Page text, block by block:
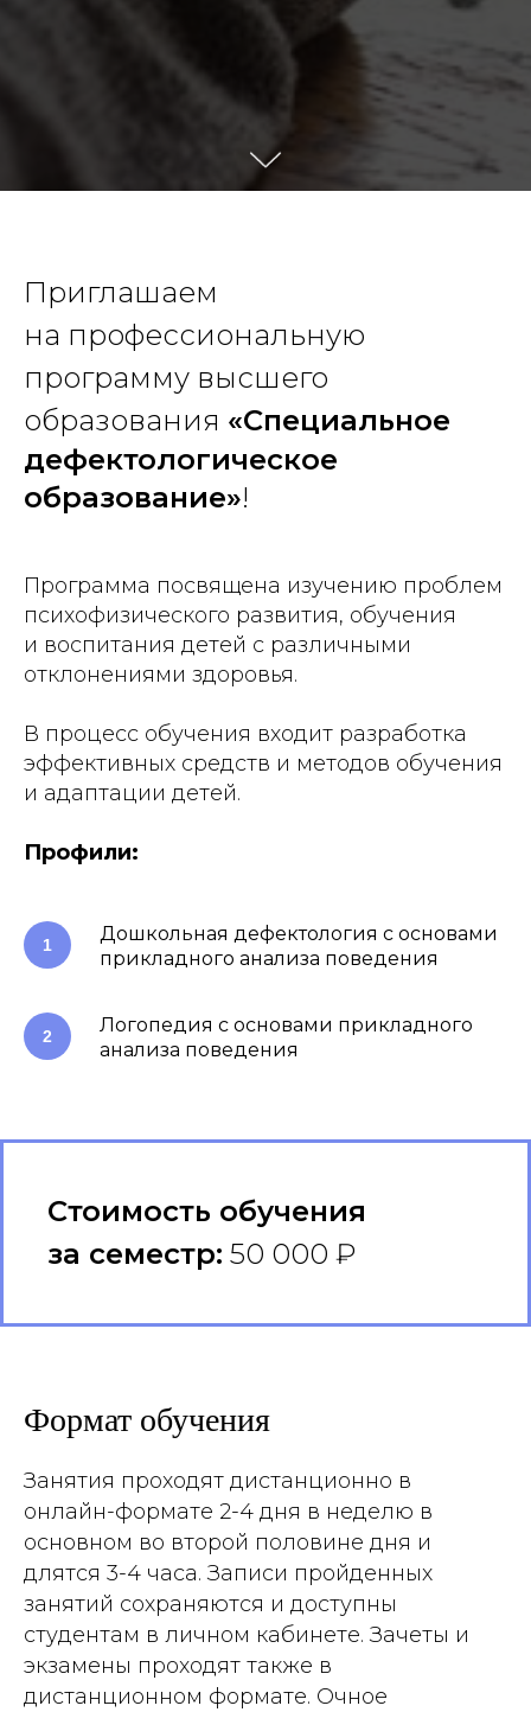
Приглашаем
на профессиональную
программу высшего
образования «Специальное
дефектологическое
образование»!
Программа посвящена изучению проблем
психофизического развития, обучения
и воспитания детей с различными
отклонениями здоровья.
В процесс обучения входит разработка
эффективных средств и методов обучения
и адаптации детей.
Профили:
Дошкольная дефектология с основами
прикладного анализа поведения
Логопедия с основами прикладного
анализа поведения
Стоимость обучения
за семестр: 50 000 ₽
Формат обучения
Занятия проходят дистанционно в
онлайн-формате 2-4 дня в неделю в
основном во второй половине дня и
длятся 3-4 часа. Записи пройденных
занятий сохраняются и доступны
студентам в личном кабинете. Зачеты и
экзамены проходят также в
дистанционном формате. Очное